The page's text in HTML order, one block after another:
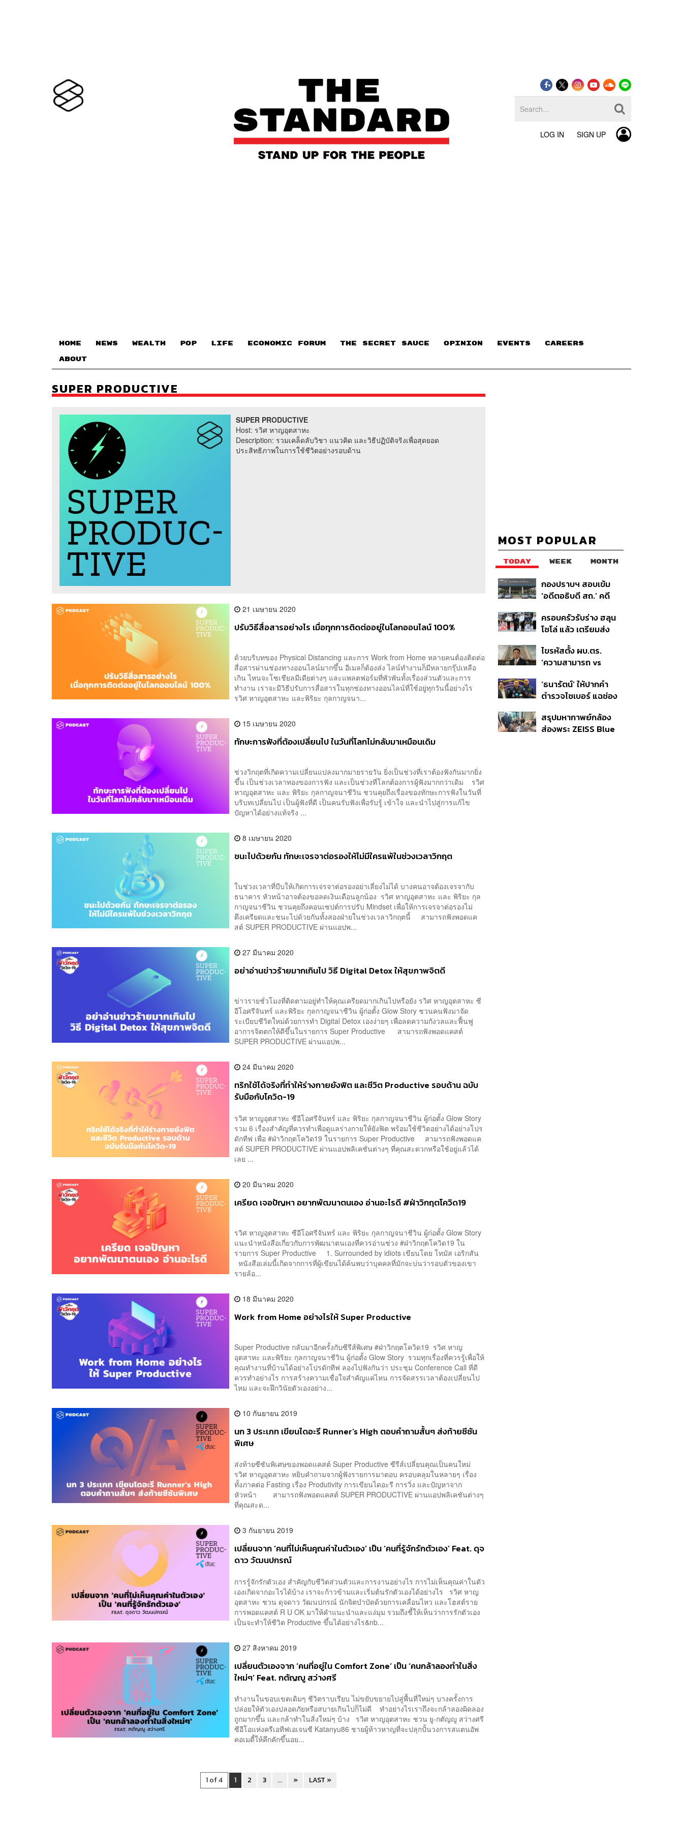
LOG IN SIGN UP
HOME NEWS WEALTH POP LIFE ECONOMIC FORUM THE SECRET SAUCE​ OPINION EVENTS CAREERS
ABOUT
SUPER PRODUCTIVE
SUPER PRODUCTIVE
Host: รวิศ หาญอุตสาหะ
Description: รวมเคล็ดลับวิชา แนวคิด และวิธีปฏิบัติจริงเพื่อสุดยอด
ประสิทธิภาพในการใช้ชีวิตอย่างรอบด้าน
21 เมษายน 2020
ปรับวิธีสื่อสารอย่างไร เมื่อทุกการติดต่ออยู่ในโลกออนไลน์ 100%
ด้วยบริบทของ Physical Distancing และการ Work from Home หลายคนต้องติดต่อ
สื่อสารผ่านช่องทางออนไลน์มากขึ้น อีเมลก็ต้องส่ง ไลน์ทำงานก็มีหลายกรุ๊ปเหลือ
เกิน ไหนจะโซเชียลมีเดียต่างๆ และแพลตฟอร์มที่พัวพันทั้งเรื่องส่วนตัวและการ
ทำงาน เราจะมีวิธีปรับการสื่อสารในทุกช่องทางออนไลน์ที่ใช้อยู่ทุกวันนี้อย่างไร
รวิศ หาญอุตสาหะ และพิริยะ กุลกาญจนา...
15 เมษายน 2020
ทักษะการฟังที่ต้องเปลี่ยนไป ในวันที่โลกไม่กลับมาเหมือนเดิม
ช่วงวิกฤตที่เกิดความเปลี่ยนแปลงมากมายรายวัน ยิ่งเป็นช่วงที่เราต้องฟังกันมากยิ่ง
ขึ้น เป็นช่วงเวลาทองของการฟัง และเป็นช่วงที่โลกต้องการผู้ฟังมากกว่าเดิม รวิศ
หาญอุตสาหะ และ พิริยะ กุลกาญจนาชีวิน ชวนคุยถึงเรื่องของทักษะการฟังในวันที่
บริบทเปลี่ยนไป เป็นผู้ฟังที่ดี เป็นคนรับฟังเพื่อรับรู้ เข้าใจ และนำไปสู่การแก้ไข
ปัญหาได้อย่างแท้จริง ...
8 เมษายน 2020
ชนะไปด้วยกัน ทักษะเจรจาต่อรองให้ไม่มีใครแพ้ในช่วงเวลาวิกฤต
ในช่วงเวลาที่บีบให้เกิดการเจรจาต่อรองอย่าเลี่ยงไม่ได้ บางคนอาจต้องเจรจากับ
ธนาคาร หัวหน้าอาจต้องขอลดเงินเดือนลูกน้อง รวิศ หาญอุตสาหะ และ พิริยะ กุล
กาญจนาชีวิน ชวนคุยถึงคอนเซปต์การปรับ Mindset เพื่อให้การเจรจาต่อรองไม่
ตึงเครียดและชนะไปด้วยกันทั้งสองฝ่ายในช่วงเวลาวิกฤตนี้ สามารถฟังพอดแค
สต์ SUPER PRODUCTIVE ผ่านแอปพ...
27 มีนาคม 2020
อย่าอ่านข่าวร้ายมากเกินไป วิธี Digital Detox ให้สุขภาพจิตดี
ข่าวรายชั่วโมงที่ติดตามอยู่ทำให้คุณเครียดมากเกินไปหรือยัง รวิศ หาญอุตสาหะ ซี
อีโอศรีจันทร์ และพิริยะ กุลกาญจนาชีวิน ผู้ก่อตั้ง Glow Story ชวนคนฟังมาจัด
ระเบียบชีวิตใหม่ด้วยการทำ Digital Detox เองง่ายๆ เพื่อลดความกังวลและฟื้นฟู
อาการจิตตกให้ดีขึ้นในรายการ Super Productive สามารถฟังพอดแคสต์
SUPER PRODUCTIVE ผ่านแอปพ...
24 มีนาคม 2020
ทริกใช้ได้จริงที่ทำให้ร่างกายยังฟิต และชีวิต Productive รอบด้าน ฉบับ
รับมือกับโควิด-19
รวิศ หาญอุตสาหะ ซีอีโอศรีจันทร์ และ พิริยะ กุลกาญจนาชีวิน ผู้ก่อตั้ง Glow Story
รวม 6 เรื่องสำคัญที่ควรทำเพื่อดูแลร่างกายให้ยังฟิต พร้อมใช้ชีวิตอย่างได้อย่างโปร
ดักทีฟ เพื่อ #ฝ่าวิกฤตโควิด19 ในรายการ Super Productive สามารถฟังพอดแค
สต์ SUPER PRODUCTIVE ผ่านแอปพลิเคชันต่างๆ ที่คุณสะดวกหรือใช้อยู่แล้วได้
เลย ...
20 มีนาคม 2020
เครียด เจอปัญหา อยากพัฒนาตนเอง อ่านอะไรดี #ฝ่าวิกฤตโควิด19
รวิศ หาญอุตสาหะ ซีอีโอศรีจันทร์ และ พิริยะ กุลกาญจนาชีวิน ผู้ก่อตั้ง Glow Story
แนะนำหนังสือเกี่ยวกับการพัฒนาตนเองที่ควรอ่านช่วง #ฝ่าวิกฤตโควิด19 ใน
รายการ Super Productive 1. Surrounded by idiots เขียนโดย โทมัส เอริกสัน
หนังสือเล่มนี้เกิดจากการที่ผู้เขียนได้ค้นพบว่าบุคคลที่มักจะบ่นว่ารอบตัวของเขา
รายล้อ...
18 มีนาคม 2020
Work from Home อย่างไรให้ Super Productive
Super Productive กลับมาอีกครั้งกับซีรีส์พิเศษ #ฝ่าวิกฤตโควิด19 รวิศ หาญ
อุตสาหะ และพิริยะ กุลกาญจนาชีวิน ผู้ก่อตั้ง Glow Story รวมทุกเรื่องที่ควรรู้เพื่อให้
คุณทำงานที่บ้านได้อย่างโปรดักทีฟ ลองไปฟังกันว่า ประชุม Conference Call ที่ดี
ควรทำอย่างไร การสร้างความเชื่อใจสำคัญแค่ไหน การจัดสรรเวลาต้องเปลี่ยนไป
ไหม และจะฝึกวินัยตัวเองอย่าง...
10 กันยายน 2019
นก 3 ประเภท เขียนไดอะรี Runner’s High ตอบคำถามสั้นๆ ส่งท้ายซีซัน
พิเศษ
ส่งท้ายซีซันพิเศษของพอดแคสต์ Super Productive ซีรีส์เปลี่ยนคุณเป็นคนใหม่
รวิศ หาญอุตสาหะ หยิบคำถามจากผู้ฟังรายการมาตอบ ครอบคลุมในหลายๆ เรื่อง
ทั้งภาคต่อ Fasting เรื่อง Produtivity การเขียนไดอะรี การวิ่ง และปัญหาจาก
หัวหน้า สามารถฟังพอดแคสต์ SUPER PRODUCTIVE ผ่านแอปพลิเคชันต่างๆ
ที่คุณสะด...
3 กันยายน 2019
เปลี่ยนจาก ‘คนที่ไม่เห็นคุณค่าในตัวเอง’ เป็น ‘คนที่รู้จักรักตัวเอง’ Feat. ดุจ
ดาว วัฒนปกรณ์
การรู้จักรักตัวเอง สำคัญกับชีวิตส่วนตัวและการงานอย่างไร การไม่เห็นคุณค่าในตัว
เองเกิดจากอะไรได้บ้าง เราจะก้าวข้ามและเริ่มต้นรักตัวเองได้อย่างไร รวิศ หาญ
อุตสาหะ ชวน ดุจดาว วัฒนปกรณ์ นักจิตบำบัดด้วยการเคลื่อนไหว และโฮสต์ราย
การพอดแคสต์ R U OK มาให้คำแนะนำและแง่มุม รวมถึงชี้ให้เห็นว่าการรักตัวเอง
เป็นจะทำให้ชีวิต Productive ขึ้นได้อย่างไร&nb...
27 สิงหาคม 2019
เปลี่ยนตัวเองจาก ‘คนที่อยู่ใน Comfort Zone’ เป็น ‘คนกล้าลองทำในสิ่ง
ใหม่ๆ’ Feat. กตัญญู สว่างศรี
ทำงานในขอบเขตเดิมๆ ชีวิตราบเรียบ ไม่ขยับขยายไปสู่พื้นที่ใหม่ๆ บางครั้งการ
ปล่อยให้ตัวเองปลอดภัยหรือสบายเกินไปก็ไม่ดี ทำอย่างไรเราถึงจะกล้าลองผิดลอง
ถูกมากขึ้น และกล้าทำในสิ่งใหม่ๆ บ้าง รวิศ หาญอุตสาหะ ชวน ยู-กตัญญู สว่างศรี
ซีอีโอแห่งครีเอทีฟเอเจนซี Katanyu86 ชายผู้ห้าวหาญที่จะปลุกปั้นวงการสแตนอัพ
คอเมดี้ให้คึกคักขึ้นอย...
1 of 4 1 2 3 ... » LAST »
MOST POPULAR
TODAY WEEK MONTH
กองปราบฯ สอบเข้ม
‘อดีตอธิบดี สถ.’ คดี
6 ข้อหาหนัก จ่อชง
ป.ป.ช. 12 ส.ค. นี้
ครอบครัวรับร่าง ฮลุน
โซโล่ แล้ว เตรียมส่ง
เสียชีวิต
ไขรหัสตั้ง ผบ.ตร.
‘ความสามารถ vs
ปฏิรูปสีกากี กับ
พล.ต.อ. เอก อังสนา
‘ธนารัตน์’ ให้ปากคำ
ตำรวจไซเบอร์ แฉช่อง
ยันไร้นัยทางการเมือง
สรุปมหากาพย์กล้อง
ส่องพระ ZEISS Blue